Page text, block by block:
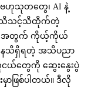
ာဗဟုသုတတွေ၊ AI နဲ့
သိသင့်သိထိုက်တဲ့
တဲ့အတွက် ကိုယ့်ကိုယ်
ေသိရှိရတဲ့ အသိပညာ
တွေကို ဆွေးနွေးပွဲ
မှာဖြစ်ပါတယ်။ ဒီလို